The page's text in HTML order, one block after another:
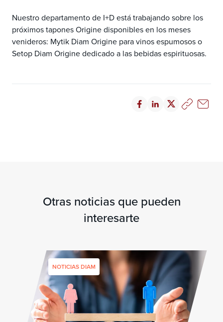
Nuestro departamento de I+D está trabajando sobre los
próximos tapones Origine disponibles en los meses
venideros: Mytik Diam Origine para vinos espumosos o
Setop Diam Origine dedicado a las bebidas espirituosas.
Otras noticias que pueden
interesarte
NOTICIAS DIAM